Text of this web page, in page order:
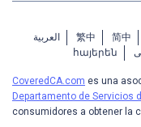
العربية
繁中 简中
հայերեն
CoveredCA.com es una
Departamento de Servicios
consumidores a obtener la